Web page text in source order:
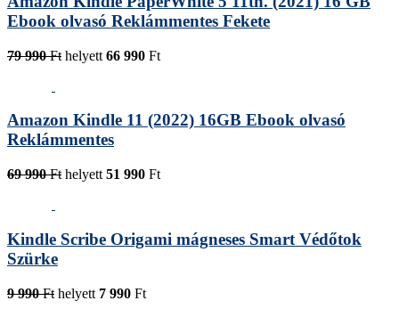
Ebook olvasó Reklámmentes Fekete
79 990 Ft helyett 66 990 Ft
Amazon Kindle 11 (2022) 16GB Ebook olvasó
Reklámmentes
69 990 Ft helyett 51 990 Ft
Kindle Scribe Origami mágneses Smart Védőtok
Szürke
9 990 Ft helyett 7 990 Ft